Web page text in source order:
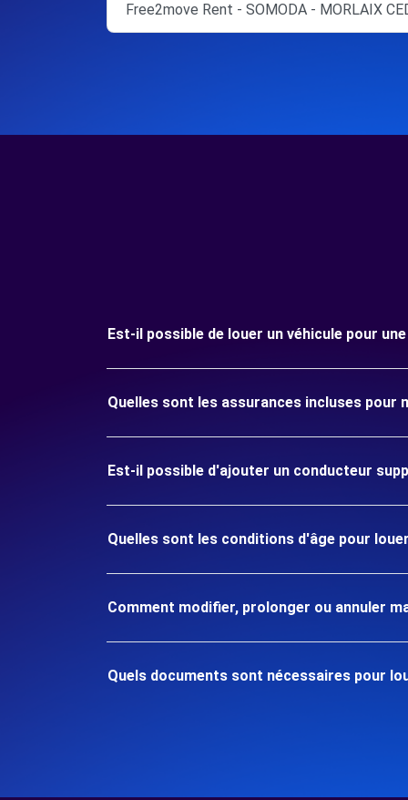
Free2move Rent - SOMODA - MORLAIX
Est-il possible de louer un véhicule pour une
Quelles sont les assurances incluses pour
Est-il possible d'ajouter un conducteur
Quelles sont les conditions d'âge pour louer
Comment modifier, prolonger ou annuler
Quels documents sont nécessaires pour